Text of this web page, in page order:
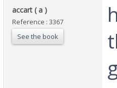
‎accart ( a )‎
Reference : 3367
See the book